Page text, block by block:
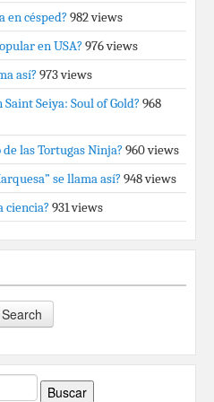
en césped? 982 views
en USA? 976 views
así? 973 views
Seiya: Soul of Gold? 968
las Tortugas Ninja? 960 views
se llama así? 948 views
ciencia? 931 views